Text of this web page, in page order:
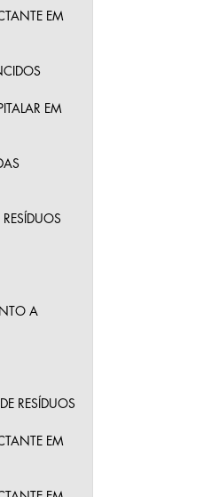
EM
EM
A
RESÍDUOS
EM